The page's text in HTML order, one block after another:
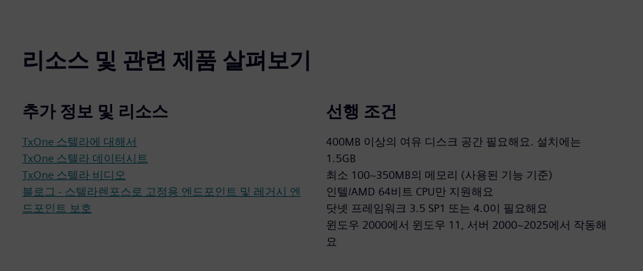
리소스 및 관련 제품 살펴보기
추가 정보 및 리소스
TxOne 스텔라에 대해서
TxOne 스텔라 데이터시트
TxOne 스텔라 비디오
블로그 - 스텔라렌포스로 고정용 엔드포인트 및 레거시 엔
드포인트 보호
선행 조건
400MB 이상의 여유 디스크 공간 필요해요. 설치에는
1.5GB
최소 100~350MB의 메모리 (사용된 기능 기준)
인텔/AMD 64비트 CPU만 지원해요
닷넷 프레임워크 3.5 SP1 또는 4.0이 필요해요
윈도우 2000에서 윈도우 11, 서버 2000~2025에서 작동해
요